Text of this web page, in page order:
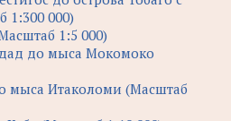
1:300 000)
1:5 000)
до мыса Мокомоко
мыса Итаколоми (Масштаб